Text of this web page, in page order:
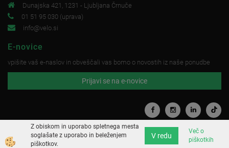
Dunajska 421, 1231 - Ljubljana Črnuče
01 51 95 030 (uprava)
info@velo.si
E-novice
vpišite vaš e-naslov in obveščali vas bomo o novostih iz naše ponudbe
Prijavi se na e-novice
Z obiskom in uporabo spletnega mesta
soglašate z uporabo in beleženjem
piškotkov.
V redu
Več o
piškotkih